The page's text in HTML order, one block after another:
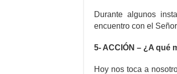
Durante algunos
encuentro con el
5- ACCIÓN – ¿A qué
Hoy nos toca a